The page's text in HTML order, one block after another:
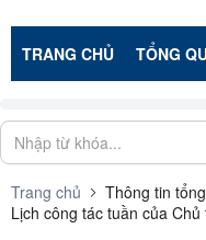
TRANG CHỦ TỔNG
Trang chủ
Thông tin
Lịch công tác tuần của